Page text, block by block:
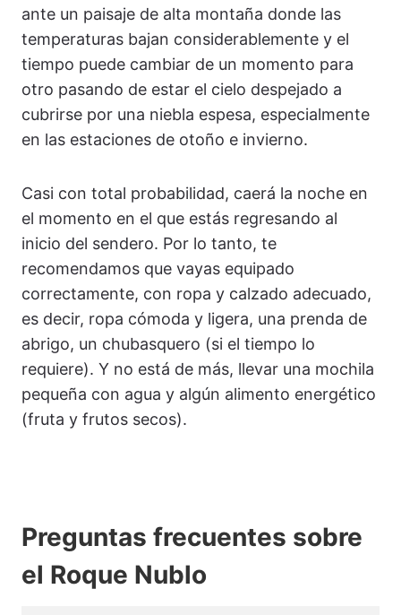
ante un paisaje de alta montaña donde las
temperaturas bajan considerablemente y el
tiempo puede cambiar de un momento para
otro pasando de estar el cielo despejado a
cubrirse por una niebla espesa, especialmente
en las estaciones de otoño e invierno.
Casi con total probabilidad, caerá la noche en
el momento en el que estás regresando al
inicio del sendero. Por lo tanto, te
recomendamos que vayas equipado
correctamente, con ropa y calzado adecuado,
es decir, ropa cómoda y ligera, una prenda de
abrigo, un chubasquero (si el tiempo lo
requiere). Y no está de más, llevar una mochila
pequeña con agua y algún alimento energético
(fruta y frutos secos).
Preguntas frecuentes sobre
el Roque Nublo